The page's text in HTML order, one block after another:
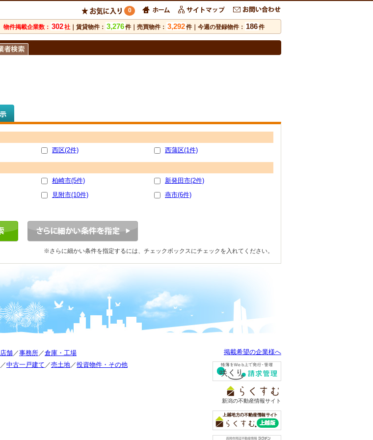
0
物件掲載企業数： 302社 ｜賃貸物件： 3,276件｜売買物件： 3,292件｜今週の登録物件： 186件
西区(2件) 西蒲区(1件)
柏崎市(5件)
新発田市(2件)
見附市(10件)
燕市(6件)
※さらに細かい条件を指定するには、チェックボックスにチェックを入れてください。
店舗／事務所／倉庫・工場
／中古一戸建て ／売土地／投資物件・その他
掲載希望の企業様へ
新潟の不動産情報サイト